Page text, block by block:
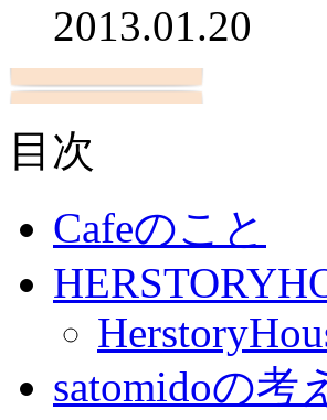
2013.01.20
目次
Cafeのこと
satomidoの考